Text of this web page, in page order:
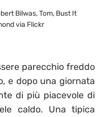
Bilwas, Tom, Bust It
via Flickr
parecchio freddo
e dopo una giornata
di più piacevole di
caldo. Una tipica